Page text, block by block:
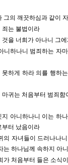
그의 깨끗하심과 같이
죄는 불법이라
을 너희가 아나니 그
니하나니 범죄하는 자
하게 하라 의를 행하
귀는 처음부터 범죄
아니하나니 이는 하
부터 났음이라
의 자녀들이 드러나나
는 하나님께 속하지 아
가 처음부터 들은 소식